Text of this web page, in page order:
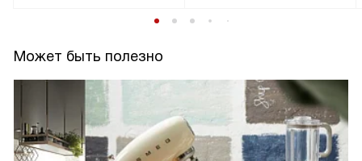
Может быть полезно